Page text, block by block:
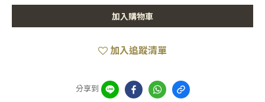
加入購物車
加入追蹤清單
分享到